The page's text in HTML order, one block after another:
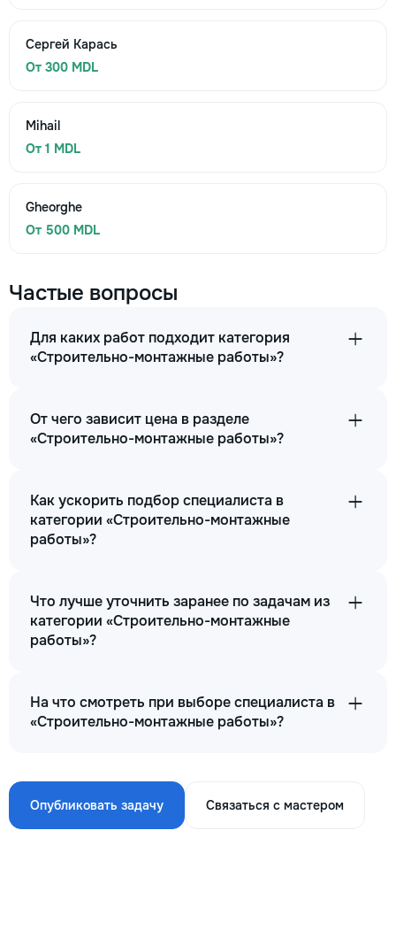
Сергей Карась
От 300 MDL
Mihail
От 1 MDL
Gheorghe
От 500 MDL
Частые вопросы
Для каких работ подходит категория
«Строительно-монтажные работы»?
От чего зависит цена в разделе
«Строительно-монтажные работы»?
Как ускорить подбор специалиста в
категории «Строительно-монтажные
работы»?
Что лучше уточнить заранее по задачам из
категории «Строительно-монтажные
работы»?
На что смотреть при выборе специалиста в
«Строительно-монтажные работы»?
Опубликовать задачу Связаться с мастером